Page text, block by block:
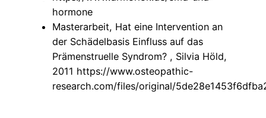
hormone
Masterarbeit, Hat eine Intervention an
der Schädelbasis Einfluss auf das
Prämenstruelle Syndrom? , Silvia Höld,
2011 https://www.osteopathic-
research.com/files/original/